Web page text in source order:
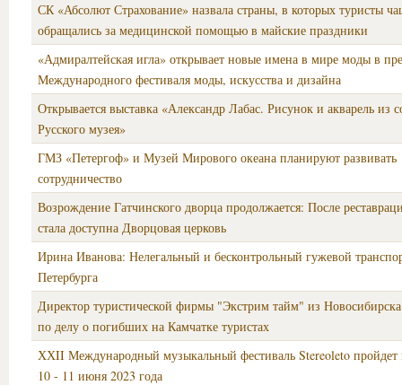
СК «Абсолют Страхование» назвала страны, в которых туристы
обращались за медицинской помощью в майские праздники
«Адмиралтейская игла» открывает новые имена в мире моды в
Международного фестиваля моды, искусства и дизайна
Открывается выставка «Александр Лабас. Рисунок и акварель из
Русского музея»
ГМЗ «Петергоф» и Музей Мирового океана планируют развивать
сотрудничество
Возрождение Гатчинского дворца продолжается: После
стала доступна Дворцовая церковь
Ирина Иванова: Нелегальный и бесконтрольный гужевой
Петербурга
Директор туристической фирмы "Экстрим тайм" из
по делу о погибших на Камчатке туристах
ХХII Международный музыкальный фестиваль Stereoleto пройдет
10 - 11 июня 2023 года